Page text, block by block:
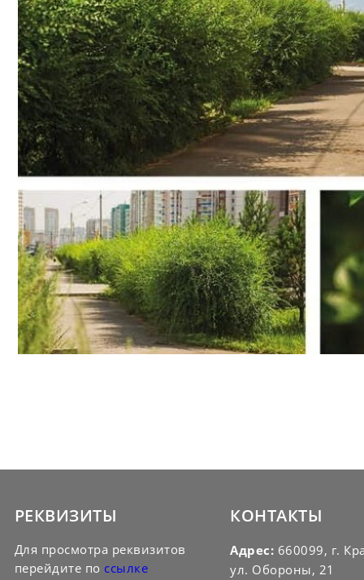
РЕКВИЗИТЫ
Для просмотра реквизитов
перейдите по ссылке
КОНТАКТЫ
Адрес: 660099, г.
ул. Обороны, 21